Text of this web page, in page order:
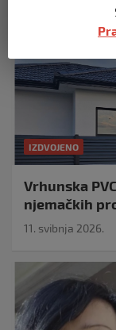
IZDVOJENO
Vrhunska
njemačkih
11. svibnja 2026.